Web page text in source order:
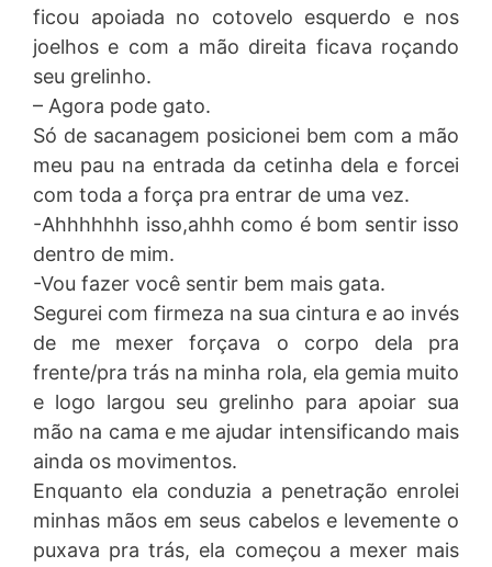
ficou apoiada no cotovelo esquerdo e nos
joelhos e com a mão direita ficava roçando
seu grelinho.
– Agora pode gato.
Só de sacanagem posicionei bem com a mão
meu pau na entrada da cetinha dela e forcei
com toda a força pra entrar de uma vez.
-Ahhhhhhh isso,ahhh como é bom sentir isso
dentro de mim.
-Vou fazer você sentir bem mais gata.
Segurei com firmeza na sua cintura e ao invés
de me mexer forçava o corpo dela pra
frente/pra trás na minha rola, ela gemia muito
e logo largou seu grelinho para apoiar sua
mão na cama e me ajudar intensificando mais
ainda os movimentos.
Enquanto ela conduzia a penetração enrolei
minhas mãos em seus cabelos e levemente o
puxava pra trás, ela começou a mexer mais